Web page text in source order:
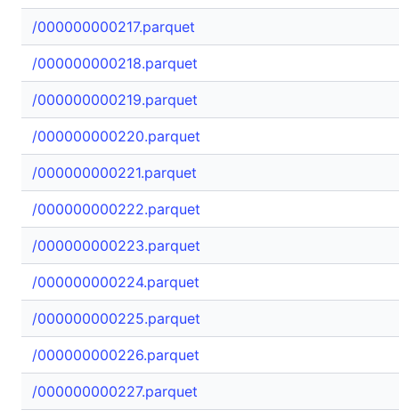
/000000000217.parquet
/000000000218.parquet
/000000000219.parquet
/000000000220.parquet
/000000000221.parquet
/000000000222.parquet
/000000000223.parquet
/000000000224.parquet
/000000000225.parquet
/000000000226.parquet
/000000000227.parquet